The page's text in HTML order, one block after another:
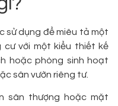
sử dụng để miêu tả một
cư với một kiểu thiết kế
hoặc phòng sinh hoạt
sân vườn riêng tư.
sân thượng hoặc mặt